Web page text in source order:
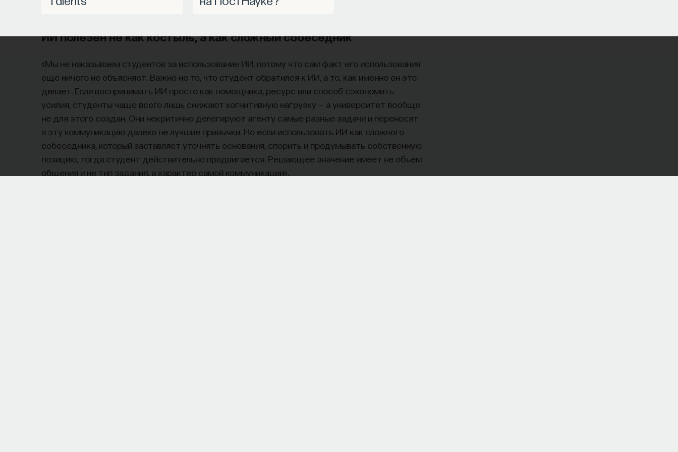
образование происходит не в аудитории, а за ее пределами».
ИИ полезен не как костыль, а как сложный собеседник
«Мы не наказываем студентов за использование ИИ, потому что сам факт его использования
еще ничего не объясняет. Важно не то, что студент обратился к ИИ, а то, как именно он это
делает. Если воспринимать ИИ просто как помощника, ресурс или способ сэкономить
усилия, студенты чаще всего лишь снижают когнитивную нагрузку — а университет вообще
не для этого создан. Они некритично делегируют агенту самые разные задачи и переносят
в эту коммуникацию далеко не лучшие привычки. Но если использовать ИИ как сложного
собеседника, который заставляет уточнять основания, спорить и продумывать собственную
позицию, тогда студент действительно продвигается. Решающее значение имеет не объем
общения и не тип задания, а характер самой коммуникации».